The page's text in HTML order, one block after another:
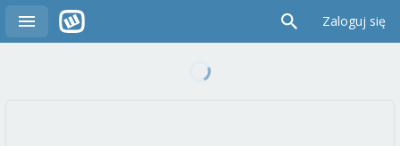
Zaloguj się